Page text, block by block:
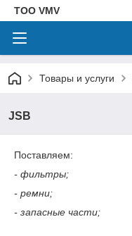
ТОО VMV
Товары и услуги
JSB
Поставляем:
- фильтры;
- ремни;
- запасные части;